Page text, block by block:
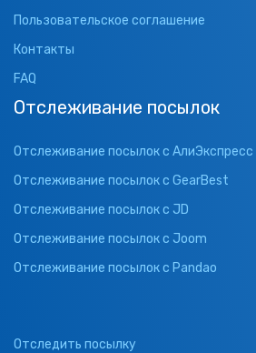
Пользовательское соглашение
Контакты
FAQ
Отслеживание посылок
Отслеживание посылок с АлиЭкспресс
Отслеживание посылок с GearBest
Отслеживание посылок с JD
Отслеживание посылок с Joom
Отслеживание посылок с Pandao
Отследить посылку